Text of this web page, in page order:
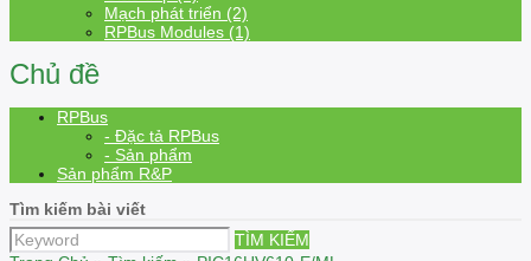
Mạch phát triển (2)
RPBus Modules (1)
Chủ đề
RPBus
- Đặc tả RPBus
- Sản phẩm
Sản phẩm R&P
Tìm kiếm bài viết
TÌM KIẾM